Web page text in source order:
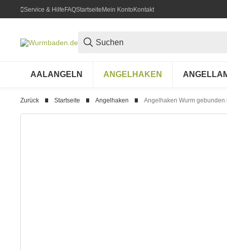
Service & HilfeFAQStartseiteMein KontoKontakt
AALANGELN ANGELHAKEN
Zurück Startseite Angelhaken Angelhaken Wurm gebunden